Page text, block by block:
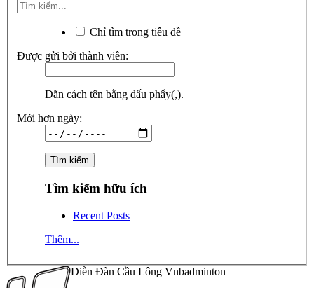
Chỉ tìm trong tiêu đề
Được gửi bởi thành viên:
Dãn cách tên bằng dấu phẩy(,).
Mới hơn ngày:
Tìm kiếm hữu ích
Recent Posts
Thêm...
Diễn Đàn Cầu Lông Vnbadminton